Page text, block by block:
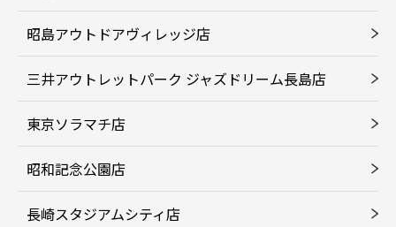
昭島アウトドアヴィレッジ店
三井アウトレットパーク ジャズドリーム長島店
東京ソラマチ店
昭和記念公園店
長崎スタジアムシティ店